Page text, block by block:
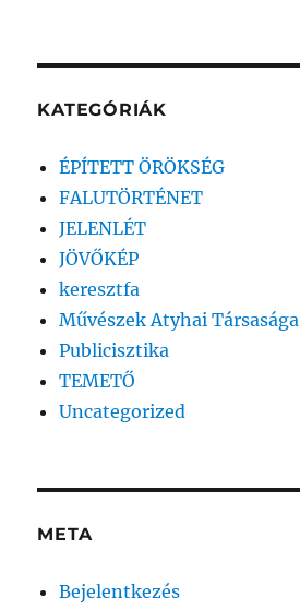
KATEGÓRIÁK
ÉPÍTETT ÖRÖKSÉG
FALUTÖRTÉNET
JELENLÉT
JÖVŐKÉP
keresztfa
Művészek Atyhai Társasága
Publicisztika
TEMETŐ
Uncategorized
META
Bejelentkezés